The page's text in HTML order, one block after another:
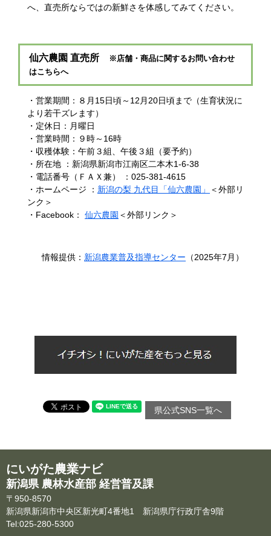
へ、直売所ならではの新鮮さを体感してみてください。
仙六農園 直売所
※店舗・商品に関するお問い合わせ
はこちらへ
・営業期間：８月15日頃～12月20日頃まで（生育状況に
より若干ズレます）
・定休日：月曜日
・営業時間：９時～16時
・収穫体験：午前３組、午後３組（要予約）
・所在地 ：新潟県新潟市江南区二本木1-6-38
・電話番号（ＦＡＸ兼） ：025-381-4615
・ホームページ ： 新潟の梨 九代目「仙六農園」
＜外部リ
ンク＞
・Facebook： 仙六農園 ＜外部リンク＞
情報提供： 新潟農業普及指導センター （2025年7月）​
県公式SNS一覧へ
にいがた農業ナビ
新潟県 農林水産部 経営普及課
〒950-8570
新潟県新潟市中央区新光町4番地1 新潟県庁行政庁舎9階
Tel:025-280-5300